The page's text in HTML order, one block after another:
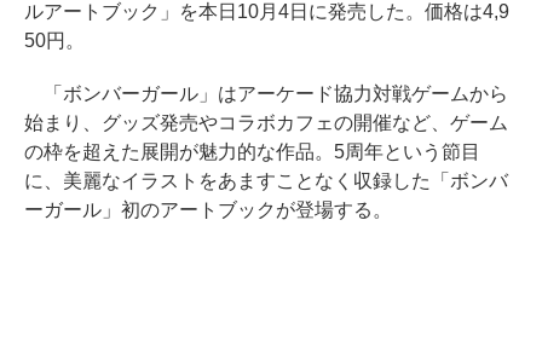
ルアートブック」を本日10月4日に発売した。価格は4,9
50円。
「ボンバーガール」はアーケード協力対戦ゲームから
始まり、グッズ発売やコラボカフェの開催など、ゲーム
の枠を超えた展開が魅力的な作品。5周年という節目
に、美麗なイラストをあますことなく収録した「ボンバ
ーガール」初のアートブックが登場する。